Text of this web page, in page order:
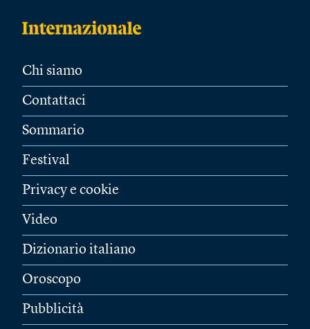
Chi siamo
Contattaci
Sommario
Festival
Privacy e cookie
Video
Dizionario italiano
Oroscopo
Pubblicità